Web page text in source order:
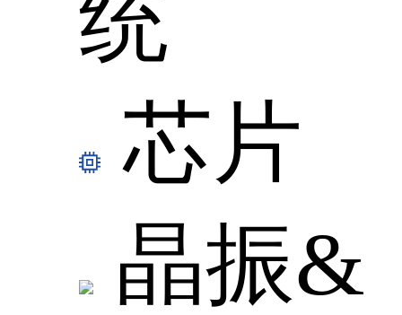
统
芯片
晶振&